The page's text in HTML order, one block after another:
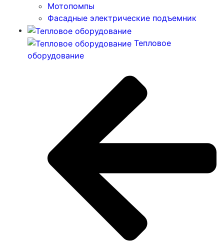
Мотопомпы
Фасадные электрические подъемник
Тепловое
оборудование